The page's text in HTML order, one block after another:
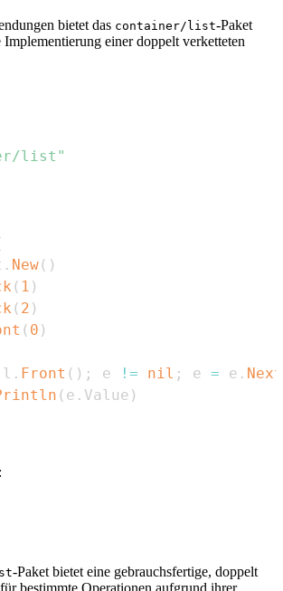
bietet das container/list-Paket
einer doppelt verketteten
list"
. New( )
( 1 )
( 2 )
( 0 )
l . Front ( ) ; e != nil ; e = e . Next
( e . Value )
-Paket bietet eine gebrauchsfertige, doppelt
bestimmte Operationen aufgrund ihrer